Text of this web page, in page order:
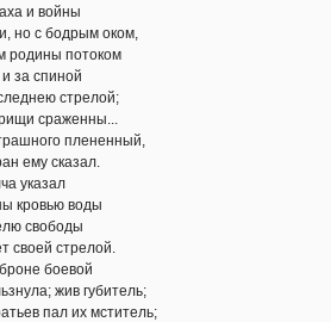
войны
бодрым оком,
потоком
спиной
стрелой;
сраженны...
плененный,
сказал.
воды
стрелой.
боевой
жив губитель;
их мститель;